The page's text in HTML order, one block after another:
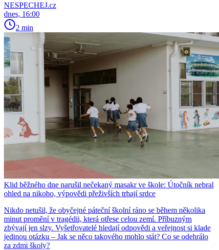
NESPECHEJ.cz
dnes, 16:00
2 min
Klid běžného dne narušil nečekaný masakr ve škole: Útočník nebral
ohled na nikoho, výpovědi přeživších trhají srdce
Nikdo netušil, že obyčejné páteční školní ráno se během několika
minut promění v tragédii, která otřese celou zemí. Příbuzným
zbývají jen slzy. Vyšetřovatelé hledají odpovědi a veřejnost si klade
jedinou otázku – Jak se něco takového mohlo stát? Co se odehrálo
za zdmi školy?